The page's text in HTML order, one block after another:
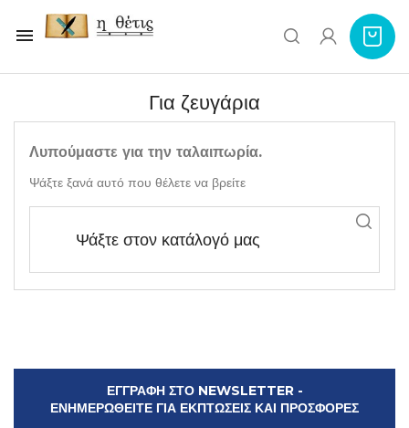

Για ζευγάρια
Λυπούμαστε για την ταλαιπωρία.
Ψάξτε ξανά αυτό που θέλετε να βρείτε
ΕΓΓΡΑΦΗ ΣΤΟ NEWSLETTER -
ΕΝΗΜΕΡΩΘΕΙΤΕ ΓΙΑ ΕΚΠΤΩΣΕΙΣ ΚΑΙ ΠΡΟΣΦΟΡΕΣ